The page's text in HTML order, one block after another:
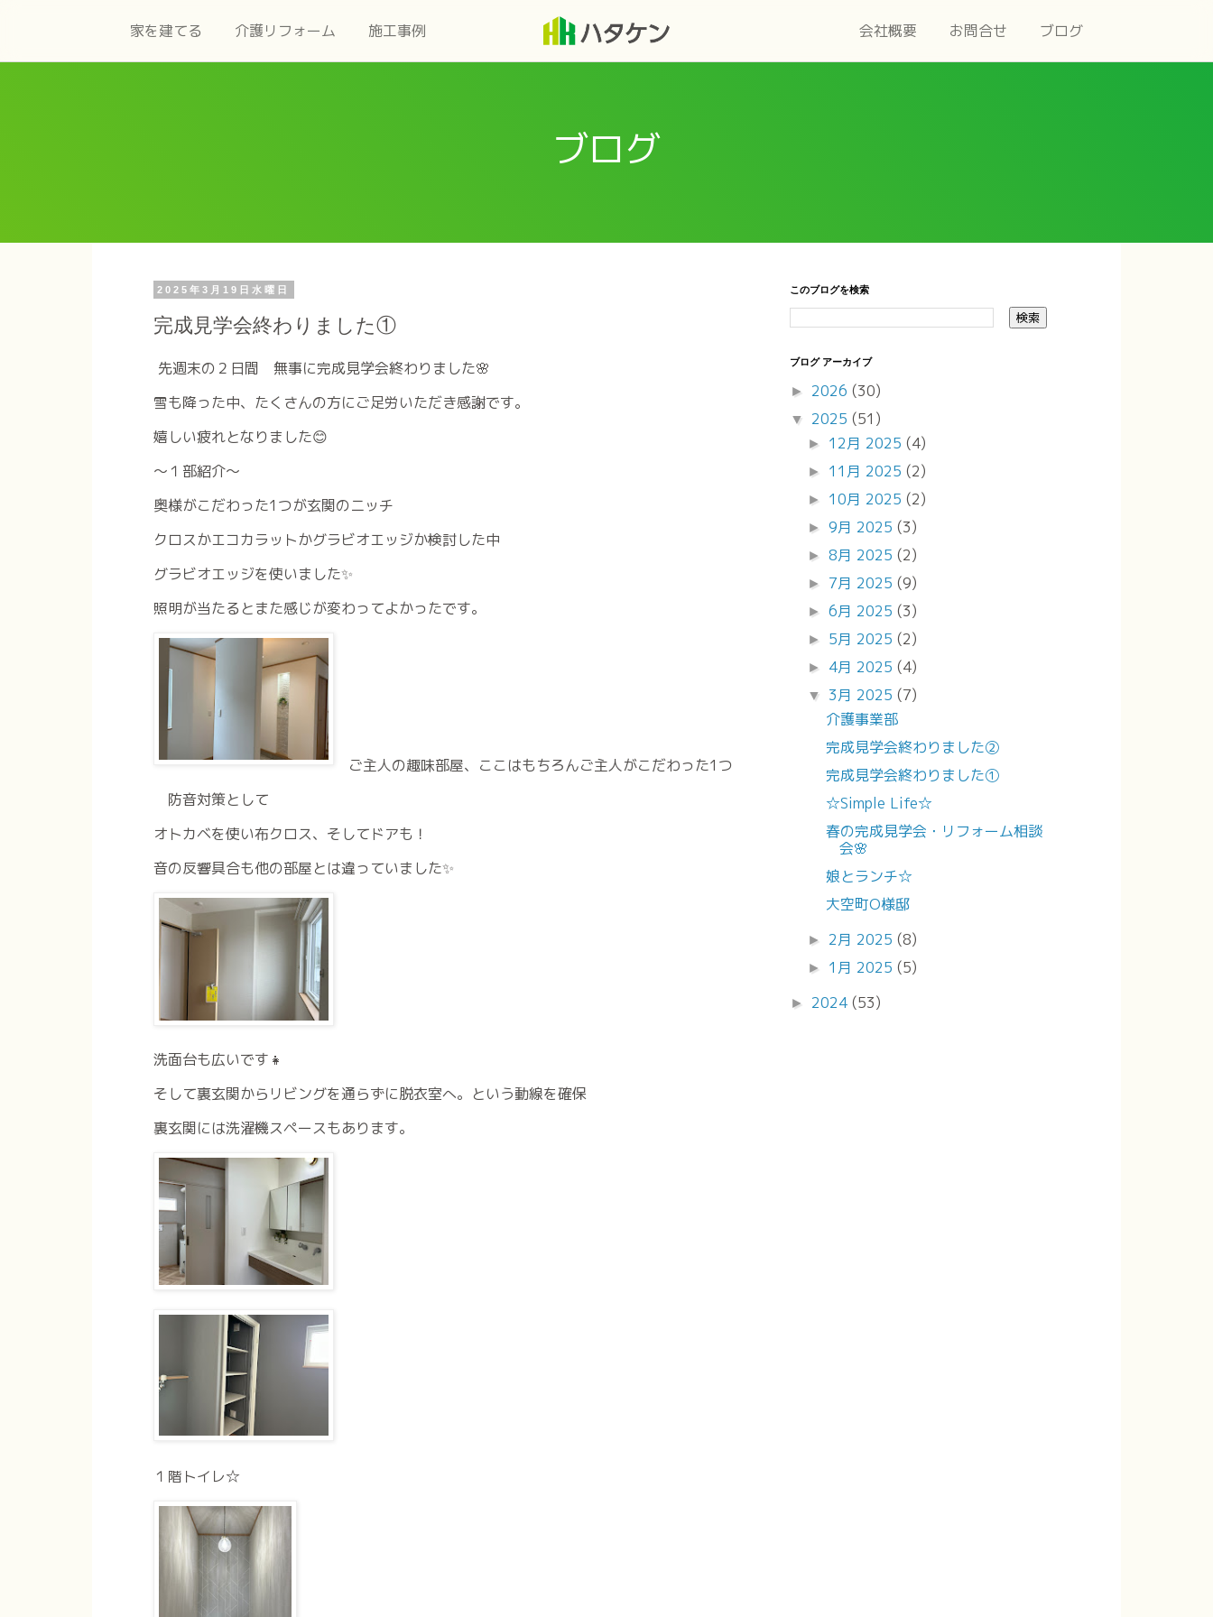
家を建てる 介護リフォーム 施工事例 会社概要 お問合せ ブログ
ブログ
2025年3月19日水曜日
完成見学会終わりました①
先週末の２日間 無事に完成見学会終わりました🌸
雪も降った中、たくさんの方にご足労いただき感謝です。
嬉しい疲れとなりました😊
～１部紹介～
奥様がこだわった1つが玄関のニッチ
クロスかエコカラットかグラビオエッジか検討した中
グラビオエッジを使いました✨
照明が当たるとまた感じが変わってよかったです。
ご主人の趣味部屋、ここはもちろんご主人がこだわった1つ
防音対策として
オトカベを使い布クロス、そしてドアも！
音の反響具合も他の部屋とは違っていました✨
洗面台も広いです👧
そして裏玄関からリビングを通らずに脱衣室へ。という動線を確保
裏玄関には洗濯機スペースもあります。
１階トイレ☆
このブログを検索
ブログ アーカイブ
► 2026 (30)
▼ 2025 (51)
► 12月 2025 (4)
► 11月 2025 (2)
► 10月 2025 (2)
► 9月 2025 (3)
► 8月 2025 (2)
► 7月 2025 (9)
► 6月 2025 (3)
► 5月 2025 (2)
► 4月 2025 (4)
▼ 3月 2025 (7)
介護事業部
完成見学会終わりました②
完成見学会終わりました①
☆Simple Life☆
春の完成見学会・リフォーム相談
会🌸
娘とランチ☆
大空町O様邸
► 2月 2025 (8)
► 1月 2025 (5)
► 2024 (53)